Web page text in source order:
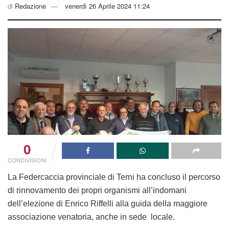
di Redazione venerdì 26 Aprile 2024 11:24
0
CONDIVISIONI
La Federcaccia provinciale di Terni ha concluso il percorso
di rinnovamento dei propri organismi all’indomani
dell’elezione di Enrico Riffelli alla guida della maggiore
associazione venatoria, anche in sede locale.